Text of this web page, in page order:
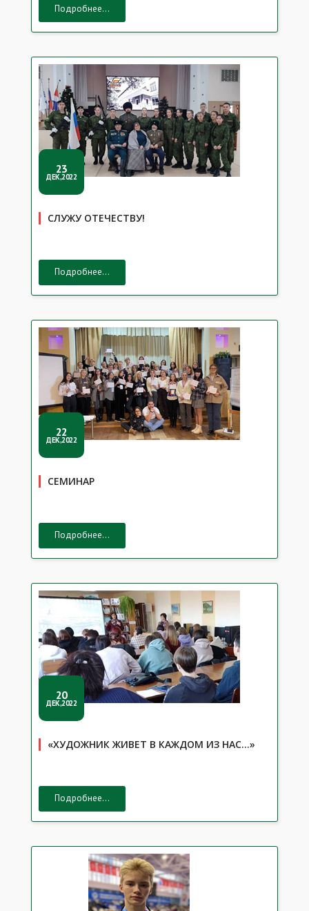
Подробнее...
23
ДЕК,2022
СЛУЖУ ОТЕЧЕСТВУ!
Подробнее...
22
ДЕК,2022
СЕМИНАР
Подробнее...
20
ДЕК,2022
«ХУДОЖНИК ЖИВЕТ В КАЖДОМ ИЗ НАС…»
Подробнее...